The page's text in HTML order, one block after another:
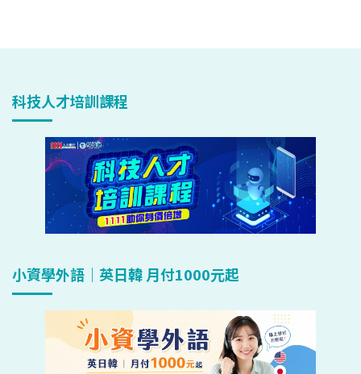
科技人才培訓課程
小資學外語｜英日韓 月付1000元起